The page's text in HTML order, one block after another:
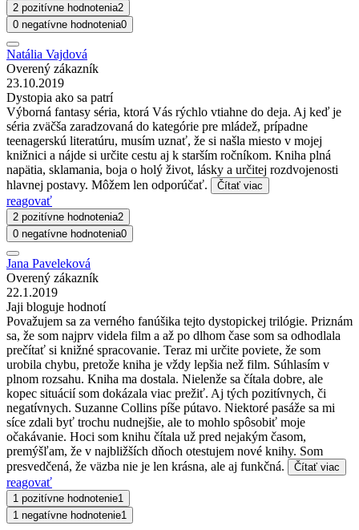
2 pozitívne hodnotenia2
0 negatívne hodnotenia0
Natália Vajdová
Overený zákazník
23.10.2019
Dystopia ako sa patrí
Výborná fantasy séria, ktorá Vás rýchlo vtiahne do deja. Aj keď je
séria zväčša zaradzovaná do kategórie pre mládež, prípadne
teenagerskú literatúru, musím uznať, že si našla miesto v mojej
knižnici a nájde si určite cestu aj k starším ročníkom. Kniha plná
napätia, sklamania, boja o holý život, lásky a určitej rozdvojenosti
hlavnej postavy. Môžem len odporúčať.
Čítať viac
reagovať
2 pozitívne hodnotenia2
0 negatívne hodnotenia0
Jana Paveleková
Overený zákazník
22.1.2019
Jaji bloguje hodnotí
Považujem sa za verného fanúšika tejto dystopickej trilógie. Priznám
sa, že som najprv videla film a až po dlhom čase som sa odhodlala
prečítať si knižné spracovanie. Teraz mi určite poviete, že som
urobila chybu, pretože kniha je vždy lepšia než film. Súhlasím v
plnom rozsahu. Kniha ma dostala. Nielenže sa čítala dobre, ale
kopec situácií som dokázala viac prežiť. Aj tých pozitívnych, či
negatívnych. Suzanne Collins píše pútavo. Niektoré pasáže sa mi
síce zdali byť trochu nudnejšie, ale to mohlo spôsobiť moje
očakávanie. Hoci som knihu čítala už pred nejakým časom,
premýšľam, že v najbližších dňoch otestujem nové knihy. Som
presvedčená, že väzba nie je len krásna, ale aj funkčná.
Čítať viac
reagovať
1 pozitívne hodnotenie1
1 negatívne hodnotenie1